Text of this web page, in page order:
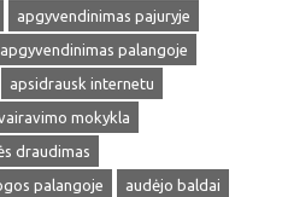
apgyvendinimas pajuryje
apgyvendinimas palangoje
apsidrausk internetu
mokykla
draudimas
palangoje
audėjo baldai